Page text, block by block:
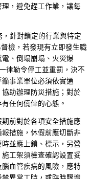
，避免趕工作業，讓每
針對鎖定的行業與特定
檢，若發現有立即發生職
、倒塌崩塌、火災爆
律勒令停工並重罰，決不
事業單位必須依實通
助辦理防災措施；對於
任何僥倖的心態。
前對於各項安全措施應
措施，休假前應切斷非
並應上鎖、標示，另營
工架須檢查確認設置妥
血管疾病的風險，應特